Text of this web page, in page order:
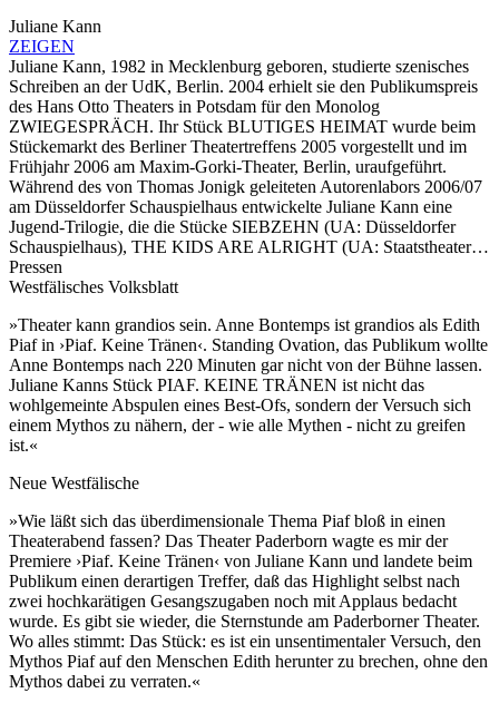
Juliane Kann
ZEIGEN
Juliane Kann, 1982 in Mecklenburg geboren, studierte szenisches
Schreiben an der UdK, Berlin. 2004 erhielt sie den Publikumspreis
des Hans Otto Theaters in Potsdam für den Monolog
ZWIEGESPRÄCH. Ihr Stück BLUTIGES HEIMAT wurde beim
Stückemarkt des Berliner Theatertreffens 2005 vorgestellt und im
Frühjahr 2006 am Maxim-Gorki-Theater, Berlin, uraufgeführt.
Während des von Thomas Jonigk geleiteten Autorenlabors 2006/07
am Düsseldorfer Schauspielhaus entwickelte Juliane Kann eine
Jugend-Trilogie, die die Stücke SIEBZEHN (UA: Düsseldorfer
Schauspielhaus), THE KIDS ARE ALRIGHT (UA: Staatstheater…
Pressen
Westfälisches Volksblatt
»Theater kann grandios sein. Anne Bontemps ist grandios als Edith
Piaf in ›Piaf. Keine Tränen‹. Standing Ovation, das Publikum wollte
Anne Bontemps nach 220 Minuten gar nicht von der Bühne lassen.
Juliane Kanns Stück PIAF. KEINE TRÄNEN ist nicht das
wohlgemeinte Abspulen eines Best-Ofs, sondern der Versuch sich
einem Mythos zu nähern, der - wie alle Mythen - nicht zu greifen
ist.«
Neue Westfälische
»Wie läßt sich das überdimensionale Thema Piaf bloß in einen
Theaterabend fassen? Das Theater Paderborn wagte es mir der
Premiere ›Piaf. Keine Tränen‹ von Juliane Kann und landete beim
Publikum einen derartigen Treffer, daß das Highlight selbst nach
zwei hochkarätigen Gesangszugaben noch mit Applaus bedacht
wurde. Es gibt sie wieder, die Sternstunde am Paderborner Theater.
Wo alles stimmt: Das Stück: es ist ein unsentimentaler Versuch, den
Mythos Piaf auf den Menschen Edith herunter zu brechen, ohne den
Mythos dabei zu verraten.«